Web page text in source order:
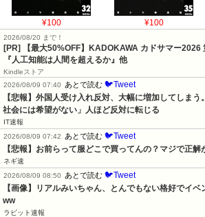
¥100 ¥100
2026/08/20 まで！
[PR]
【最大50%OFF】KADOKAWA カドサマー2026
『人工知能は人間を超えるか』他
Kindleストア
2026/08/09 07:40
あとで読む 🐦Tweet
【悲報】外国人受け入れ反対、大幅に増加してしま
社会には希望がない」人ほど反対に転じる
IT速報
2026/08/09 07:42
あとで読む 🐦Tweet
【悲報】お前らって服どこで買ってんの？マジで正解
ネギ速
2026/08/09 08:50
あとで読む 🐦Tweet
【画像】リアルみいちゃん、とんでもない格好でイ
ww
ラビット速報